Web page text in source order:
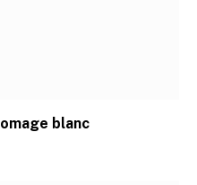
blanc